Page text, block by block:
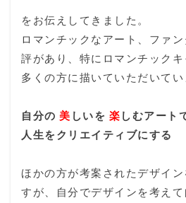
をお伝えしてきました。
ロマンチックなアート、ファ
評があり、特にロマンチック
多くの方に描いていただいてい
自分の 美 しいを 楽 しむアート
人生をクリエイティブにする
ほかの方が考案されたデザイ
すが、自分でデザインを考え